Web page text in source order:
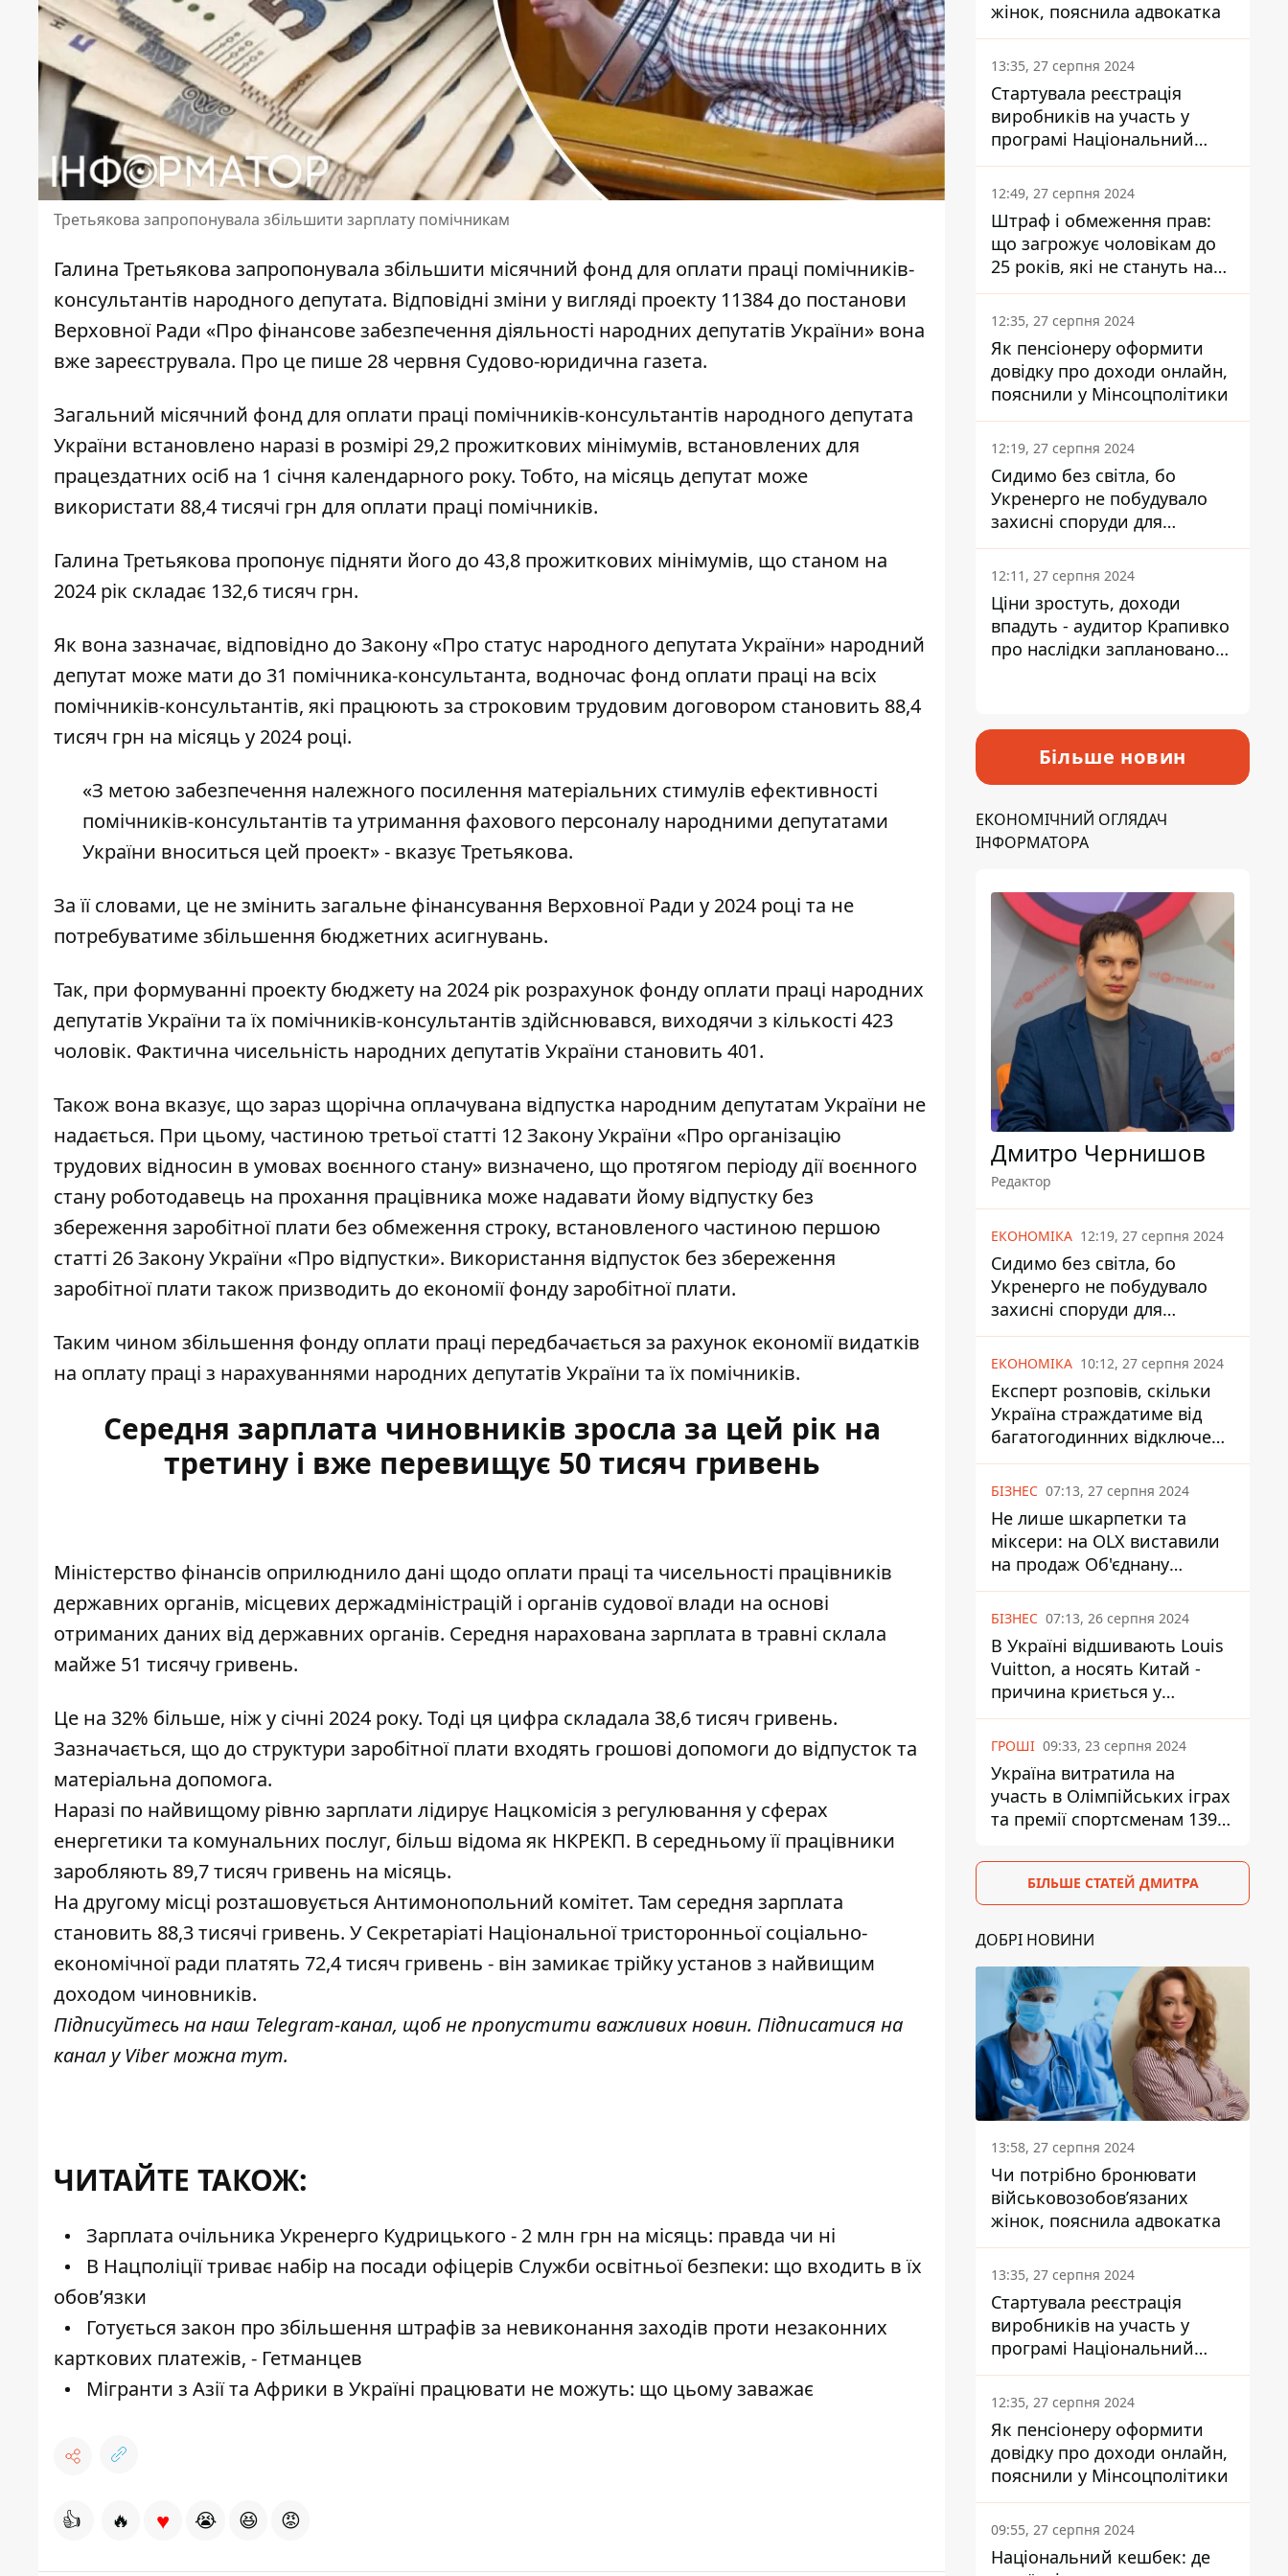
Третьякова запропонувала збільшити зарплату помічникам
Галина Третьякова запропонувала збільшити місячний фонд для оплати праці помічників-
консультантів народного депутата. Відповідні зміни у вигляді проекту 11384 до постанови
Верховної Ради «Про фінансове забезпечення діяльності народних депутатів України» вона
вже зареєструвала. Про це пише 28 червня Судово-юридична газета.
Загальний місячний фонд для оплати праці помічників-консультантів народного депутата
України встановлено наразі в розмірі 29,2 прожиткових мінімумів, встановлених для
працездатних осіб на 1 січня календарного року. Тобто, на місяць депутат може
використати 88,4 тисячі грн для оплати праці помічників.
Галина Третьякова пропонує підняти його до 43,8 прожиткових мінімумів, що станом на
2024 рік складає 132,6 тисяч грн.
Як вона зазначає, відповідно до Закону «Про статус народного депутата України» народний
депутат може мати до 31 помічника-консультанта, водночас фонд оплати праці на всіх
помічників-консультантів, які працюють за строковим трудовим договором становить 88,4
тисяч грн на місяць у 2024 році.
«З метою забезпечення належного посилення матеріальних стимулів ефективності
помічників-консультантів та утримання фахового персоналу народними депутатами
України вноситься цей проект» - вказує Третьякова.
За її словами, це не змінить загальне фінансування Верховної Ради у 2024 році та не
потребуватиме збільшення бюджетних асигнувань.
Так, при формуванні проекту бюджету на 2024 рік розрахунок фонду оплати праці народних
депутатів України та їх помічників-консультантів здійснювався, виходячи з кількості 423
чоловік. Фактична чисельність народних депутатів України становить 401.
Також вона вказує, що зараз щорічна оплачувана відпустка народним депутатам України не
надається. При цьому, частиною третьої статті 12 Закону України «Про організацію
трудових відносин в умовах воєнного стану» визначено, що протягом періоду дії воєнного
стану роботодавець на прохання працівника може надавати йому відпустку без
збереження заробітної плати без обмеження строку, встановленого частиною першою
статті 26 Закону України «Про відпустки». Використання відпусток без збереження
заробітної плати також призводить до економії фонду заробітної плати.
Таким чином збільшення фонду оплати праці передбачається за рахунок економії видатків
на оплату праці з нарахуваннями народних депутатів України та їх помічників.
Середня зарплата чиновників зросла за цей рік на
третину і вже перевищує 50 тисяч гривень
Міністерство фінансів оприлюднило дані щодо оплати праці та чисельності працівників
державних органів, місцевих держадміністрацій і органів судової влади на основі
отриманих даних від державних органів. Середня нарахована зарплата в травні склала
майже 51 тисячу гривень.
Це на 32% більше, ніж у січні 2024 року. Тоді ця цифра складала 38,6 тисяч гривень.
Зазначається, що до структури заробітної плати входять грошові допомоги до відпусток та
матеріальна допомога.
Наразі по найвищому рівню зарплати лідирує Нацкомісія з регулювання у сферах
енергетики та комунальних послуг, більш відома як НКРЕКП. В середньому її працівники
заробляють 89,7 тисяч гривень на місяць.
На другому місці розташовується Антимонопольний комітет. Там середня зарплата
становить 88,3 тисячі гривень. У Секретаріаті Національної тристоронньої соціально-
економічної ради платять 72,4 тисяч гривень - він замикає трійку установ з найвищим
доходом чиновників.
Підписуйтесь на наш Telegram-канал, щоб не пропустити важливих новин. Підписатися на
канал у Viber можнатут.
ЧИТАЙТЕ ТАКОЖ:
Зарплата очільника Укренерго Кудрицького - 2 млн грн на місяць: правда чи ні
В Нацполіції триває набір на посади офіцерів Служби освітньої безпеки: що входить в їх
обов’язки
Готується закон про збільшення штрафів за невиконання заходів проти незаконних
карткових платежів, - Гетманцев
Мігранти з Азії та Африки в Україні працювати не можуть: що цьому заважає
👍 🔥 ♥ 😭 😆 😡
жінок, пояснила адвокатка
13:35, 27 серпня 2024
Стартувала реєстрація
виробників на участь у
програмі Національний
кешбек: як це зробити
через портал Дія
12:49, 27 серпня 2024
Штраф і обмеження прав:
що загрожує чоловікам до
25 років, які не стануть на
військовий облік
12:35, 27 серпня 2024
Як пенсіонеру оформити
довідку про доходи онлайн,
пояснили у Мінсоцполітики
12:19, 27 серпня 2024
Сидимо без світла, бо
Укренерго не побудувало
захисні споруди для
енергетики - нардеп
Кучеренко
12:11, 27 серпня 2024
Ціни зростуть, доходи
впадуть - аудитор Крапивко
про наслідки запланованого
Більше новин
ЕКОНОМІЧНИЙ ОГЛЯДАЧ
ІНФОРМАТОРА
Дмитро Чернишов
Редактор
ЕКОНОМІКА 12:19, 27 серпня 2024
Сидимо без світла, бо
Укренерго не побудувало
захисні споруди для
енергетики - нардеп
Кучеренко
ЕКОНОМІКА 10:12, 27 серпня 2024
Експерт розповів, скільки
Україна страждатиме від
багатогодинних відключень
світла
БІЗНЕС 07:13, 27 серпня 2024
Не лише шкарпетки та
міксери: на OLX виставили
на продаж Об'єднану
Гірнично-Хімічну Компанію
за багато мільярдів
БІЗНЕС 07:13, 26 серпня 2024
В Україні відшивають Louis
Vuitton, а носять Китай -
причина криється у
податках
ГРОШІ 09:33, 23 серпня 2024
Україна витратила на
участь в Олімпійських іграх
та премії спортсменам 139,6
БІЛЬШЕ СТАТЕЙ ДМИТРА
ДОБРІ НОВИНИ
13:58, 27 серпня 2024
Чи потрібно бронювати
військовозобов’язаних
жінок, пояснила адвокатка
13:35, 27 серпня 2024
Стартувала реєстрація
виробників на участь у
програмі Національний
кешбек: як це зробити
через портал Дія
12:35, 27 серпня 2024
Як пенсіонеру оформити
довідку про доходи онлайн,
пояснили у Мінсоцполітики
09:55, 27 серпня 2024
Національний кешбек: де